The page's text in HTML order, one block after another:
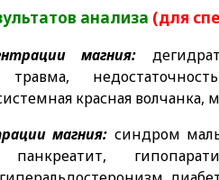
анализа (для
магния:
травма,
красная волчанка,
магния: синдром